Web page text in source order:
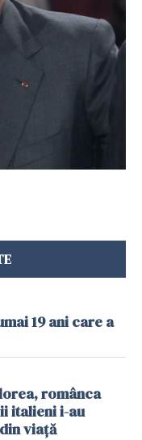
19 ani care a
românca
italieni i-au
viață